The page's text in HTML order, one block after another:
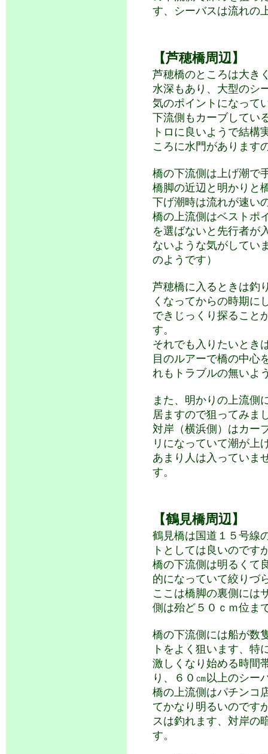
す、シーバスは流れの
【芦穂橋周辺】
芦穂橋のところは大き
水深もあり、大型のシ
気のポイントになって
下流側もカーブしてい
トロに良いようで結構
ころに水門があります
橋の下流側は上げ潮
橋脚の近辺と明かりと
下げ潮時は流れが速い
橋の上流側はベストポ
を選ばないと先行者が
ないような気がしてい
のようです）
芦穂橋に入るときは釣
くなってからの時期に
できじっくり探ること
す。
それでも入りたいとき
目のルアーで橋の中心
れもトラブルの無いよ
また、明かりの上流側
居ますので狙ってみま
対岸（横浜側）はカー
リになっていて潮が上
あまり人は入っていま
す。
【鶴見橋周辺】
鶴見橋は国道１５号線
トとしては良いのです
橋の下流側は明るくて
的になっていて絞りづ
ここは橋脚の裏側には
側は殆ど５０ｃｍ位ま
橋の下流側には船が数
トをよく狙います、特
激しくなり始める時間
り、６０㎝以上のシー
橋の上流側はパチンコ
てかなり明るいのです
スは釣れます、対岸の
す。